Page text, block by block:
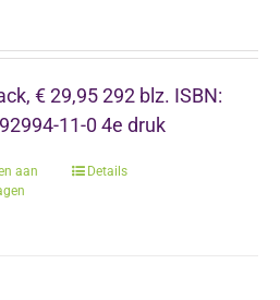
€ 29,95 292 blz. ISBN:
11-0 4e druk
aan
Details